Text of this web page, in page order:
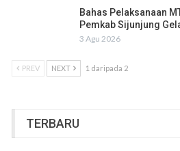
Bahas Pelaksanaan
Pemkab Sijunjung
3 Agu 2026
PREV NEXT 1 daripada 2
TERBARU